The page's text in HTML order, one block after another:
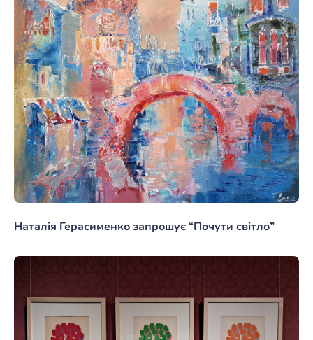
Наталія Герасименко запрошує “Почути світло”